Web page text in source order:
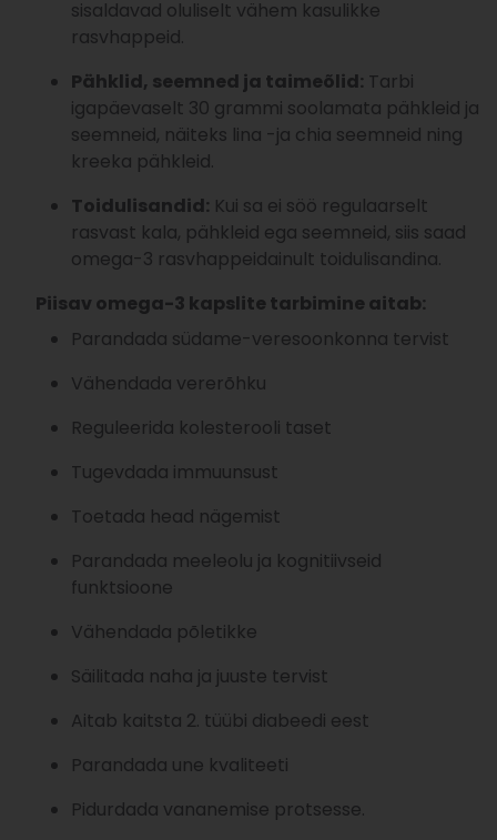
sisaldavad oluliselt vähem kasulikke
rasvhappeid.
Pähklid, seemned ja taimeõlid: Tarbi
igapäevaselt 30 grammi soolamata pähkleid ja
seemneid, näiteks lina -ja chia seemneid ning
kreeka pähkleid.
Toidulisandid: Kui sa ei söö regulaarselt
rasvast kala, pähkleid ega seemneid, siis saad
omega-3 rasvhappeidainult toidulisandina.
Piisav omega-3 kapslite tarbimine aitab:
Parandada südame-veresoonkonna tervist
Vähendada vererõhku
Reguleerida kolesterooli taset
Tugevdada immuunsust
Toetada head nägemist
Parandada meeleolu ja kognitiivseid
funktsioone
Vähendada põletikke
Säilitada naha ja juuste tervist
Aitab kaitsta 2. tüübi diabeedi eest
Parandada une kvaliteeti
Pidurdada vananemise protsesse.